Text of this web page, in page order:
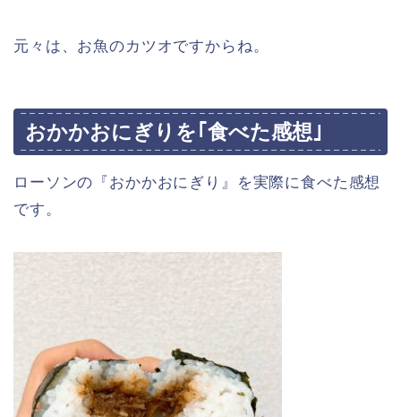
元々は、お魚のカツオですからね。
おかかおにぎりを｢食べた感想｣
ローソンの『おかかおにぎり』を実際に食べた感想
です。